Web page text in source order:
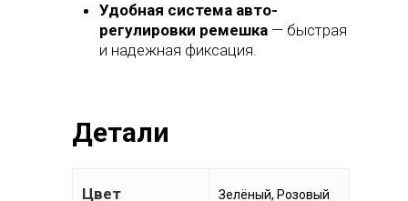
Удобная система авто-
регулировки ремешка — быстрая
и надежная фиксация.
Детали
Цвет Зелёный, Розовый
Одежда
О нас